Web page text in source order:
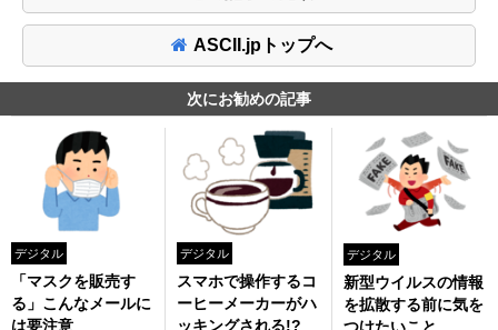
ASCII.jpトップへ
次にお勧めの記事
デジタル
「マスクを販売す
る」こんなメールに
は要注意
デジタル
スマホで操作するコ
ーヒーメーカーがハ
ッキングされる!?
デジタル
新型ウイルスの情報
を拡散する前に気を
つけたいこと